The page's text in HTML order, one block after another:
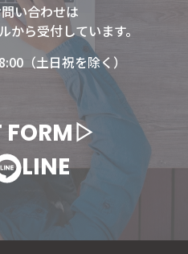
い合わせは
から受付しています。
（土日祝を除く）
FORM▷
LINE